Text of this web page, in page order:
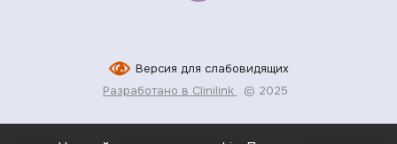
Версия для слабовидящих
Разработано в Clinilink
© 2025